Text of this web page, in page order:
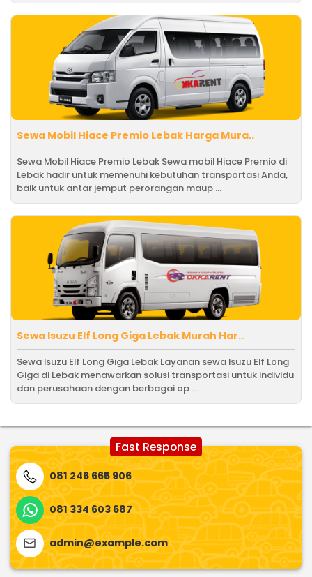
Sewa Mobil Hiace Premio Lebak Harga Mura..
Sewa Mobil Hiace Premio Lebak Sewa mobil Hiace Premio di
Lebak hadir untuk memenuhi kebutuhan transportasi Anda,
baik untuk antar jemput perorangan maup ...
Sewa Isuzu Elf Long Giga Lebak Murah Har..
Sewa Isuzu Elf Long Giga Lebak Layanan sewa Isuzu Elf Long
Giga di Lebak menawarkan solusi transportasi untuk individu
dan perusahaan dengan berbagai op ...
Fast Response
081 246 665 906
081 334 603 687
admin@example.com